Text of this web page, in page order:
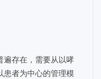
遍存在，需要从以哮
患者为中心的管理模